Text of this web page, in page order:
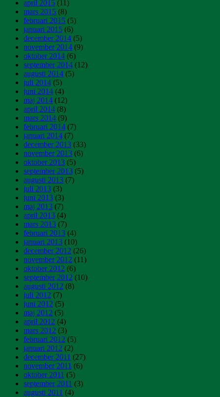
april 2015 (11)
mars 2015 (8)
februari 2015 (5)
januari 2015 (6)
december 2014 (5)
november 2014 (9)
oktober 2014 (6)
september 2014 (12)
augusti 2014 (5)
juli 2014 (5)
juni 2014 (4)
maj 2014 (12)
april 2014 (8)
mars 2014 (9)
februari 2014 (7)
januari 2014 (7)
december 2013 (33)
november 2013 (6)
oktober 2013 (5)
september 2013 (5)
augusti 2013 (7)
juli 2013 (3)
juni 2013 (3)
maj 2013 (7)
april 2013 (4)
mars 2013 (7)
februari 2013 (4)
januari 2013 (10)
december 2012 (26)
november 2012 (11)
oktober 2012 (6)
september 2012 (10)
augusti 2012 (8)
juli 2012 (7)
juni 2012 (5)
maj 2012 (5)
april 2012 (4)
mars 2012 (3)
februari 2012 (5)
januari 2012 (2)
december 2011 (27)
november 2011 (6)
oktober 2011 (5)
september 2011 (3)
augusti 2011 (4)